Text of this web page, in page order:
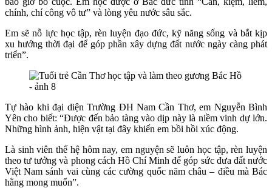
chính, chí công vô tư” và lòng yêu nước sâu sắc.
Em sẽ nỗ lực học tập, rèn luyện đạo đức, kỹ năng sống và bắt kịp
xu hướng thời đại để góp phần xây dựng đất nước ngày càng phát
triển”.
Tự hào khi đại diện Trường ĐH Nam Cần Thơ, em Nguyễn Bình
Yên cho biết:“Được đến bảo tàng vào dịp này là niềm vinh dự lớn.
Những hình ảnh, hiện vật tại đây khiến em bồi hồi xúc động.
Là sinh viên thế hệ hôm nay, em nguyện sẽ luôn học tập, rèn luyện
theo tư tưởng và phong cách Hồ Chí Minh để góp sức đưa đất nước
Việt Nam sánh vai cùng các cường quốc năm châu – điều mà Bác
hằng mong muốn”.